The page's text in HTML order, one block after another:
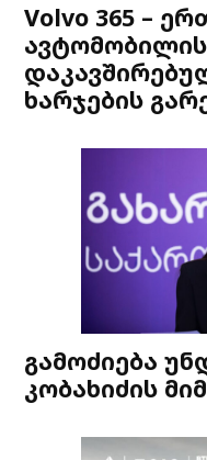
Volvo 365 –
ხარჯების
გამოძიება
კობახიძის